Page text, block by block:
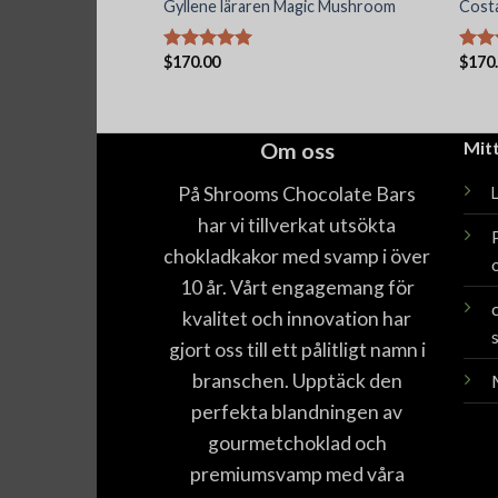
Gyllene läraren Magic Mushroom
Betygsatt
$170.00 $
Om oss
På Shrooms Chocolate Bars
har vi tillverkat utsökta
chokladkakor med svamp i över
10 år. Vårt engagemang för
kvalitet och innovation har
gjort oss till ett pålitligt namn i
branschen. Upptäck den
perfekta blandningen av
gourmetchoklad och
premiumsvamp med våra